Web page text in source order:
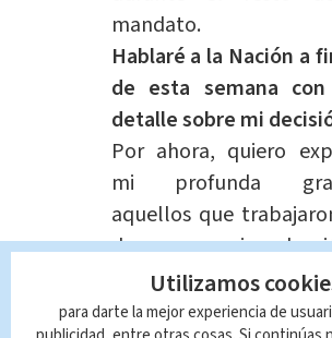
mandato.
Hablaré a la Nación a
de esta semana
detalle sobre mi
Por ahora, quiero
mi profunda
aquellos que
duro para mi
quiero agradecerle
vicepresidenta
Utilizamos
para darte la mejor experiencia de